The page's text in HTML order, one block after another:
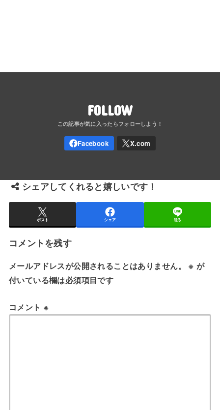
FOLLOW
シェアしてくれると嬉しいです！
ポスト シェア 送る
コメントを残す
メールアドレスが公開されることはありません。 ※ が
付いている欄は必須項目です
コメント ※